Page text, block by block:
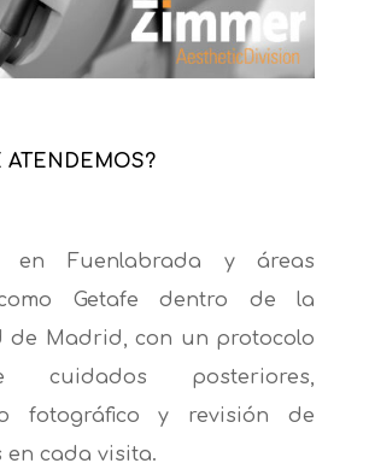
ATENDEMOS?
en Fuenlabrada y áreas
Getafe dentro de la
de Madrid, con un protocolo
cuidados posteriores,
fotográfico y revisión de
en cada visita.